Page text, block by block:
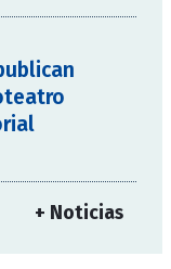
+ Noticias